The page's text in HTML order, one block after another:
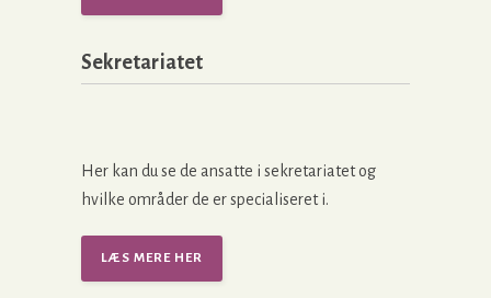
Sekretariatet
Her kan du se de ansatte i sekretariatet og
hvilke områder de er specialiseret i.
LÆS MERE HER